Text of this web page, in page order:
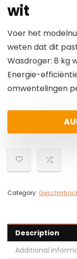
wit
Voer het
weten dat dit
Wasdroger: 8 kg
Energie-
omwentelingen
Category:
Description
Additional